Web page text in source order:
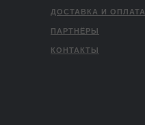
ДОСТАВКА И ОПЛАТА
ПАРТНЁРЫ
КОНТАКТЫ